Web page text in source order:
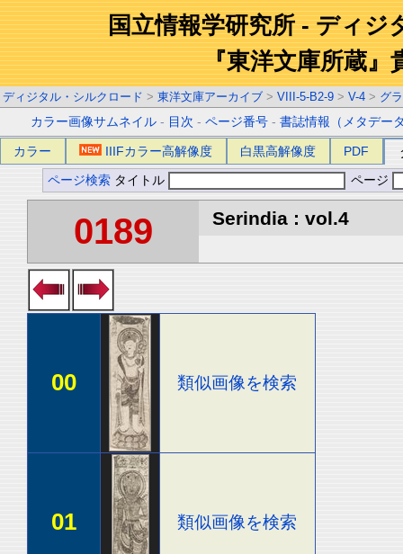
国立情報学研究所 - ディジ
『東洋文庫所蔵』
ディジタル・シルクロード > 東洋文庫アーカイブ > VIII-5-B2-9 > V-4 > グ
カラー画像サムネイル - 目次 -ページ番号 -書誌情報（メタデー
カラー IIIFカラー高解像度 白黒高解像度 PDF
ページ検索 タイトル ページ
0189 Serindia : vol.4
00 類似画像を検索
01 類似画像を検索